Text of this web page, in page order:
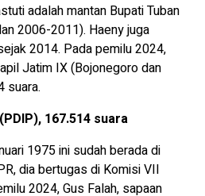
adalah mantan Bupati Tuban
2006-2011). Haeny juga
2014. Pada pemilu 2024,
Jatim IX (Bojonegoro dan
suara.
167.514 suara
1975 ini sudah berada di
dia bertugas di Komisi VII
2024, Gus Falah, sapaan